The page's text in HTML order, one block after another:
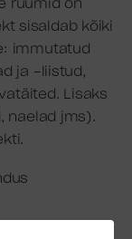
ruumid on
sisaldab kõiki
immutatud
ja -liistud,
Lisaks
naelad jms).